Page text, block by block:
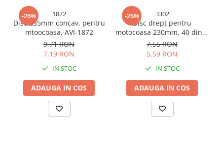
Suflante si aspiratoare
Topoare
Bricolaj
Accesorii aparate de sudura
Accesorii generatoare electrice
Accesorii pistoale de lipit
Accesorii polizare si slefuire
-26% 1872
Disc 255mm concav, pentru
mtoocoasa, AVI-1872
9,71 RON
7,19 RON
IN STOC
ADAUGA IN COS
-26% 3302
Disc drept pentru
motocoasa 230mm, 40 dinti,
AVI-3302
7,55 RON
5,59 RON
IN STOC
ADAUGA IN COS